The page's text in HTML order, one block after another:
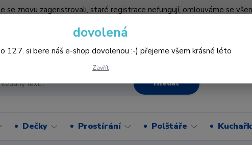
se znovu zageristrovali, staré registrace nefungují, omlouváme se
Hledat
Dečky Prostírání Polštáře
dovolená
12.7. si bere náš e-shop dovolenou :-) přejeme všem krásné léto
Zavřít